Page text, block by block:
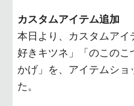
カスタムアイテム追加
本日より、カスタムア
好きキツネ」「のこのこ
かげ」を、アイテムショ
た。